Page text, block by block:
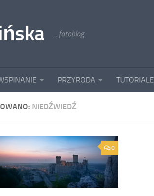
...fotoblog
PRZYRODA TUTORIALE
NIEDŹWIEDŹ
0